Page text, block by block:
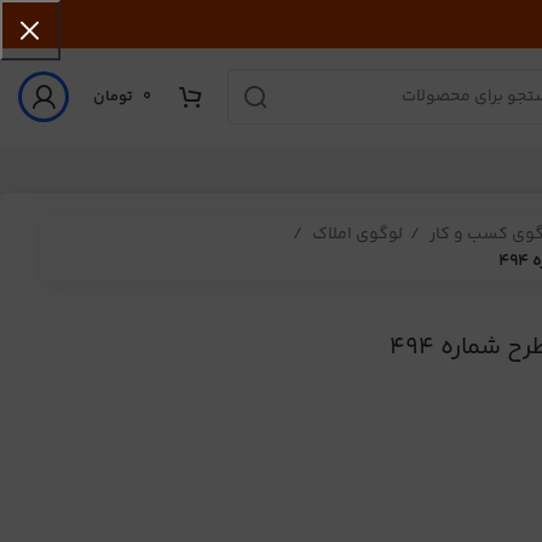
0 تومان
کسب و کار
لوگوی املاک
494